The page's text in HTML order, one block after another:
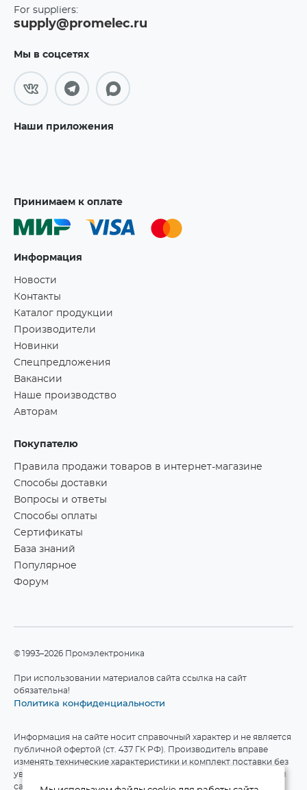
For suppliers:
supply@promelec.ru
Мы в соцсетях
Наши приложения
Принимаем к оплате
Информация
Новости
Контакты
Каталог продукции
Производители
Новинки
Спецпредложения
Вакансии
Наше производство
Авторам
Покупателю
Правила продажи товаров в интернет-магазине
Способы доставки
Вопросы и ответы
Способы оплаты
Сертификаты
База знаний
Популярное
Форум
©1993–2026 Промэлектроника
При использовании материалов сайта ссылка на сайт
обязательна!
Политика конфиденциальности
Информация на сайте носит справочный характер и не является
публичной офертой (ст. 437 ГК РФ). Производитель вправе
изменять технические характеристики и комплект поставки без
уведомления. Актуальные данные приведены на официальном
сайте производителя.